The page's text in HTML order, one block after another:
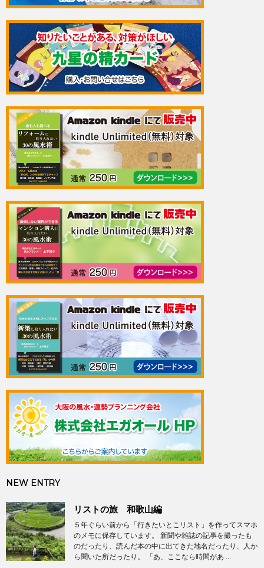
NEW ENTRY
リストの旅 和歌山編
５年ぐらい前から「行きたいとこリスト」を作ってスマホ
のメモに保存しています。 新聞や雑誌の記事を撮ったも
のだったり、読んだ本の中に出てきた地名だったり、人か
ら聞いた所だったり。 「あ、ここなら時間があ ...